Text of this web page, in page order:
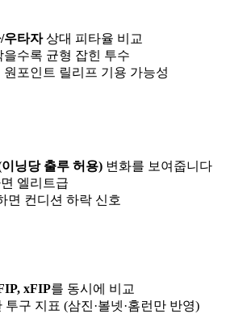
우타자상대 피타율 비교
수록 균형 잡힌 투수
원포인트 릴리프 기용 가능성
닝당 출루 허용) 변화를 보여줍니다
엘리트급
면 컨디션 하락 신호
xFIP를 동시에 비교
투구 지표 (삼진·볼넷·홈런만 반영)